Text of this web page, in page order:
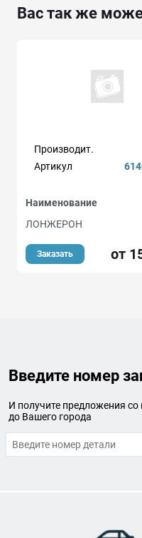
Вас так же
Производит.
Артикул
Наименование
ЛОНЖЕРОН
Заказать от
Введите номер
И получите предложения со
до Вашего города